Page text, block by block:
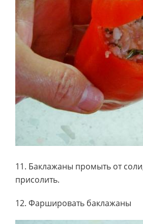
11. Баклажаны промыть от
присолить.
12. Фаршировать баклажаны